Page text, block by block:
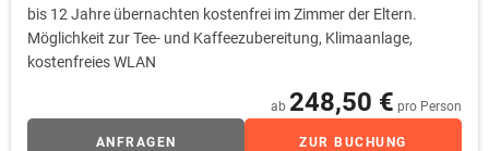
bis 12 Jahre übernachten kostenfrei im Zimmer der Eltern.
Möglichkeit zur Tee- und Kaffeezubereitung, Klimaanlage,
kostenfreies WLAN
ab 248,50 € pro Person
ANFRAGEN ZUR BUCHUNG